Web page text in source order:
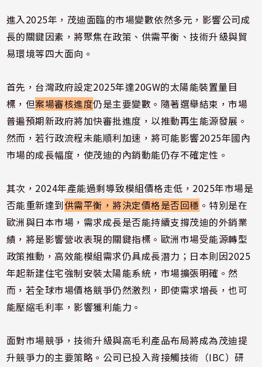
進入2025年，茂迪面臨的市場變數依然多元，影響公司成
長的關鍵因素，將聚焦在政策、供需平衡、技術升級與貿
易環境等四大面向。
首先，台灣政府設定2025年達20GW的太陽能裝置量目
標，但案場審核進度仍是主要變數。隨著選舉結束，市場
普遍預期新政府將加快審批進度，以推動再生能源發展。
然而，若行政流程未能順利加速，將可能影響2025年國內
市場的成長幅度，使茂迪的內銷動能仍存不確定性。
其次，2024年產能過剩導致模組價格走低，2025年市場是
否能重新達到供需平衡，將決定價格是否回穩 。特別是在
歐洲與日本市場，需求成長是否能持續支撐茂迪的外銷業
績，將是影響營收表現的關鍵指標。歐洲市場受能源轉型
政策推動，高效能模組需求仍具成長潛力；日本則因2025
年起新建住宅強制安裝太陽能系統，市場擴張明確。然
而，若全球市場價格競爭仍然激烈，即使需求增長，也可
能壓縮毛利率，影響獲利能力。
面對市場競爭，技術升級與高毛利產品布局將成為茂迪提
升競爭力的主要策略。公司已投入背接觸技術（IBC）研